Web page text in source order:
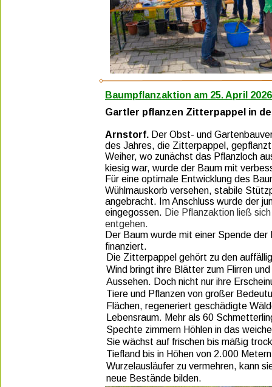
Gartler pflanzen Zitterpappel in
Arnstorf. Der Obst- und
des Jahres, die Zitterpappel,
Weiher, wo zunächst das Pflanzloch
kiesig war, wurde der Baum mit
Für eine optimale Entwicklung des
Wühlmauskorb versehen, stabile
angebracht. Im Anschluss wurde der
eingegossen. Die Pflanzaktion ließ
entgehen.
Der Baum wurde mit einer Spende
finanziert.
Die Zitterpappel gehört zu den
Wind bringt ihre Blätter zum Flirren
Aussehen. Doch nicht nur ihre
Tiere und Pflanzen von großer
Flächen, regeneriert geschädigte
Lebensraum. Mehr als 60
Spechte zimmern Höhlen in das
Sie wächst auf frischen bis mäßig
Tiefland bis in Höhen von 2.000
Wurzelausläufer zu vermehren, kann
neue Bestände bilden.
Baumpflanzaktion am 25. April 2026